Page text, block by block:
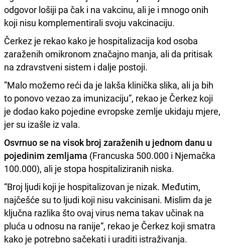
odgovor lošiji pa čak i na vakcinu, ali je i mnogo onih
koji nisu komplementirali svoju vakcinaciju.
Čerkez je rekao kako je hospitalizacija kod osoba
zaraženih omikronom značajno manja, ali da pritisak
na zdravstveni sistem i dalje postoji.
”Malo možemo reći da je lakša klinička slika, ali ja bih
to ponovo vezao za imunizaciju”, rekao je Čerkez koji
je dodao kako pojedine evropske zemlje ukidaju mjere,
jer su izašle iz vala.
Osvrnuo se na visok broj zaraženih u jednom danu u
pojedinim zemljama (Francuska 500.000 i Njemačka
100.000), ali je stopa hospitaliziranih niska.
“Broj ljudi koji je hospitalizovan je nizak. Međutim,
najčešće su to ljudi koji nisu vakcinisani. Mislim da je
ključna razlika što ovaj virus nema takav učinak na
pluća u odnosu na ranije“, rekao je Čerkez koji smatra
kako je potrebno sačekati i uraditi istraživanja.